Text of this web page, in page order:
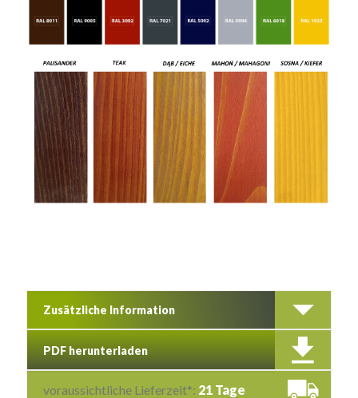
Zusätzliche Information
PDF herunterladen
voraussichtliche Lieferzeit*: 21 Tage